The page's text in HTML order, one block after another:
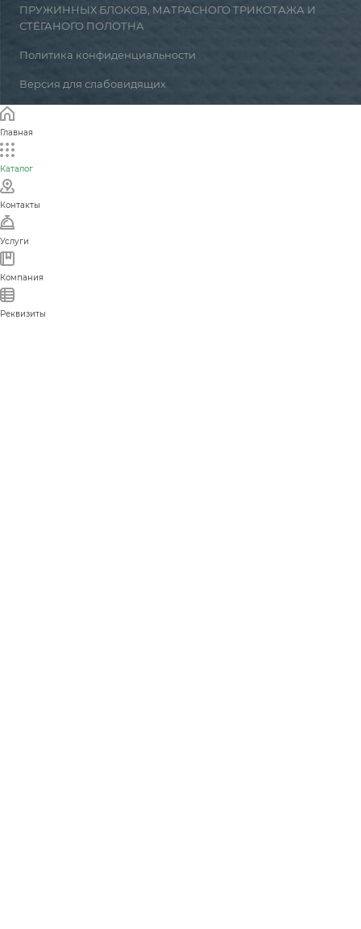
ПРУЖИННЫХ БЛОКОВ, МАТРАСНОГО ТРИКОТАЖА И
СТЁГАНОГО ПОЛОТНА
Политика конфиденциальности
Версия для слабовидящих
Главная
Каталог
Контакты
Услуги
Компания
Реквизиты